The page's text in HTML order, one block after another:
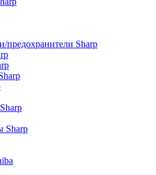
предохранители Sharp
Sharp